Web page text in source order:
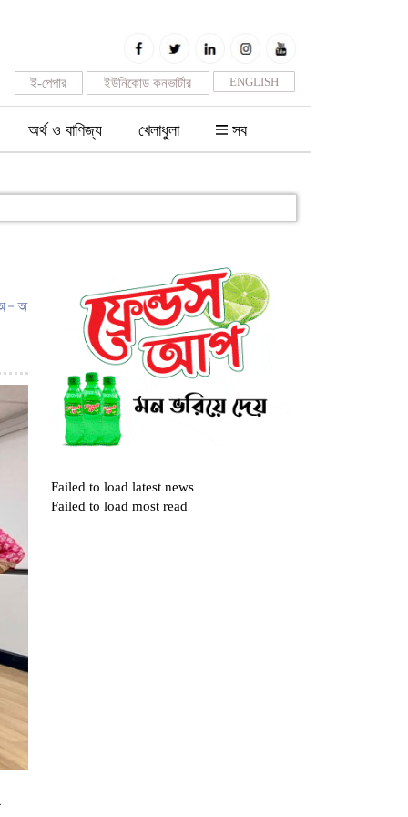
ENGLISH
ইউনিকোড কনভার্টার
ই-পেপার
অর্থ ও বাণিজ্য খেলাধুলা সব
Failed to load latest news
Failed to load most read